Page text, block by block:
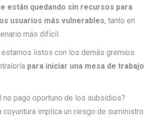
están quedando sin recursos para
usuarios más vulnerables, tanto en
más difícil.
listos con los demás gremios
para iniciar una mesa de trabajo
no pago oportuno de los subsidios?
implica un riesgo de suministro